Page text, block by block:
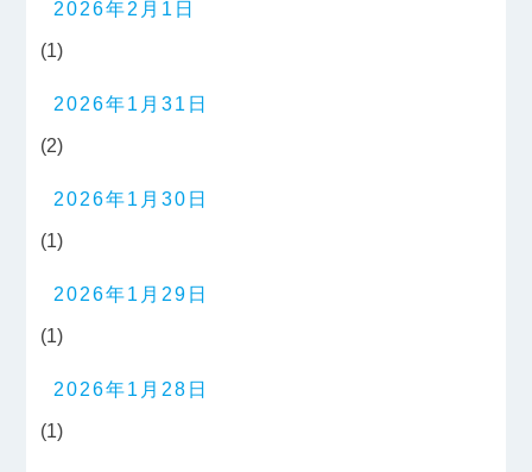
2026年2月1日
(1)
2026年1月31日
(2)
2026年1月30日
(1)
2026年1月29日
(1)
2026年1月28日
(1)